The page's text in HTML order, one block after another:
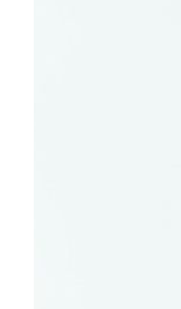
a.10150952191530938/
a.10150952191530938/